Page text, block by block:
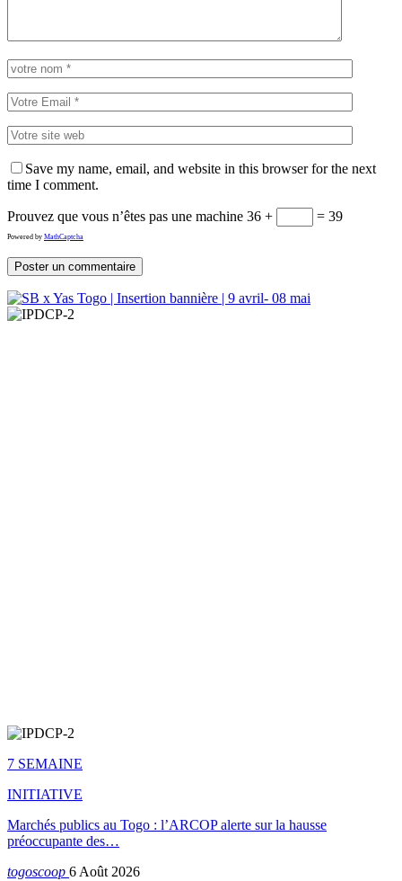
Save my name, email, and website in this browser for the next
time I comment.
Prouvez que vous n’êtes pas une machine 36 + = 39
Powered by MathCaptcha
7 SEMAINE
INITIATIVE
Marchés publics au Togo : l’ARCOP alerte sur la hausse
préoccupante des…
togoscoop 6 Août 2026